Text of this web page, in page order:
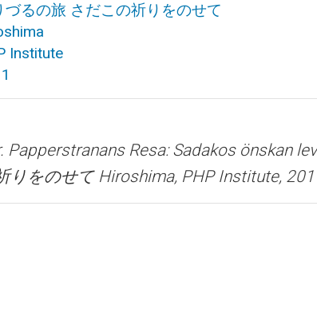
づるの旅 さだこの祈りをのせて
Institute
Papperstranans Resa: Sadakos önskan
りをのせて Hiroshima, PHP Institute,